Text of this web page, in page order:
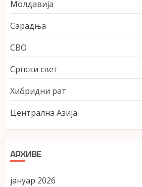
Молдавија
Сарадња
СВО
Српски свет
Хибридни рат
Централна Азија
АРХИВЕ
јануар 2026